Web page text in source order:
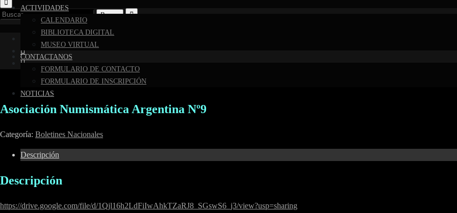
ACTIVIDADES
CALENDARIO
BIBLIOTECA DIGITAL
MUSEO VIRTUAL
CONTACTANOS
FORMULARIO DE CONTACTO
FORMULARIO DE INSCRIPCIÓN
NOTICIAS
Buscar:
Asociación Numismática Argentina Nº9
Categoría: Boletines Nacionales
Descripción
Descripción
https://drive.google.com/file/d/1Qjl16h2LdFiIwAhkTZaRJ8_SGswS6_j3/view?usp=sharing